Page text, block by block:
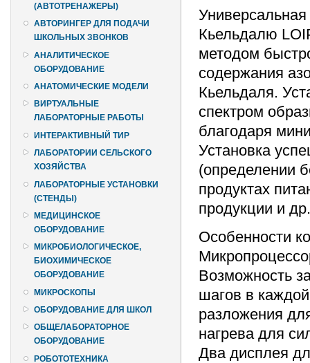
(АВТОТРЕНАЖЕРЫ)
АВТОРИНГЕР ДЛЯ ПОДАЧИ
ШКОЛЬНЫХ ЗВОНКОВ
АНАЛИТИЧЕСКОЕ
ОБОРУДОВАНИЕ
АНАТОМИЧЕСКИЕ МОДЕЛИ
ВИРТУАЛЬНЫЕ
ЛАБОРАТОРНЫЕ РАБОТЫ
ИНТЕРАКТИВНЫЙ ТИР
ЛАБОРАТОРИИ СЕЛЬСКОГО
ХОЗЯЙСТВА
ЛАБОРАТОРНЫЕ УСТАНОВКИ
(СТЕНДЫ)
МЕДИЦИНСКОЕ
ОБОРУДОВАНИЕ
МИКРОБИОЛОГИЧЕСКОЕ,
БИОХИМИЧЕСКОЕ
ОБОРУДОВАНИЕ
МИКРОСКОПЫ
ОБОРУДОВАНИЕ ДЛЯ ШКОЛ
ОБЩЕЛАБОРАТОРНОЕ
ОБОРУДОВАНИЕ
РОБОТОТЕХНИКА
Кьельдалю
методом
содержания
Кьельдаля.
спектром
благодаря
Установка
(определении
продуктах
продукции и др.
Особенности
Возможность
шагов в
разложения
нагрева для
Два дисплея